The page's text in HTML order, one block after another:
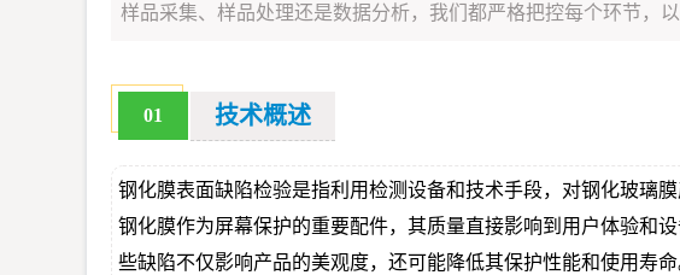
样品采集、样品处理还是数据分析，我们都严格把控每个环节，
01 技术概述
钢化膜表面缺陷检验是指利用检测设备和技术手段，对钢化玻璃
钢化膜作为屏幕保护的重要配件，其质量直接影响到用户体验和
些缺陷不仅影响产品的美观度，还可能降低其保护性能和使用寿命